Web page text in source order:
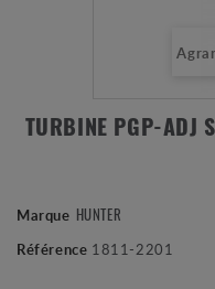
TURBINE PGP-ADJ
Marque HUNTER
Référence 1811-2201